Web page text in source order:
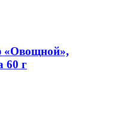
«Овощной»,
60 г